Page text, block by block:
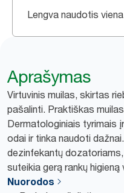
Lengva naudotis
Aprašymas
Virtuvinis muilas, skirtas
pašalinti. Praktiškas
Dermatologiniais tyrimais
odai ir tinka naudoti
dezinfekantų
suteikia gerą rankų
Nuorodos